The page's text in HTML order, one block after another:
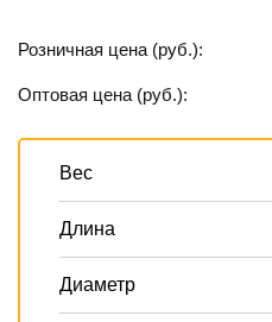
Розничная цена (руб.):
Оптовая цена (руб.):
Вес
Длина
Диаметр